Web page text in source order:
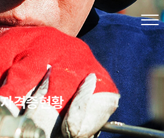
자격증현황